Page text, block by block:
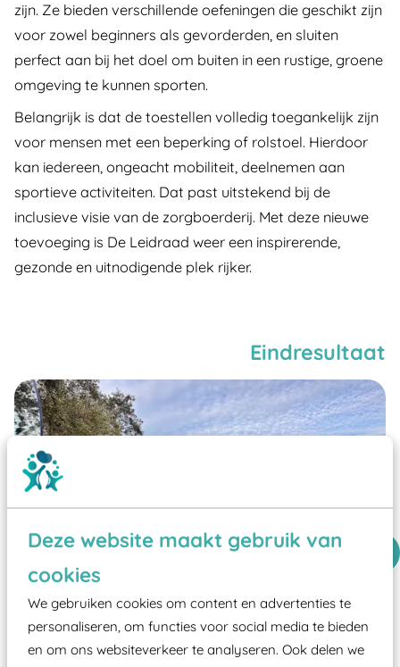
Deze website maakt gebruik van
cookies
We gebruiken cookies om content en advertenties te
personaliseren, om functies voor social media te bieden
en om ons websiteverkeer te analyseren. Ook delen we
zijn. Ze bieden verschillende oefeningen die geschikt zijn
voor zowel beginners als gevorderden, en sluiten
perfect aan bij het doel om buiten in een rustige, groene
omgeving te kunnen sporten.
Belangrijk is dat de toestellen volledig toegankelijk zijn
voor mensen met een beperking of rolstoel. Hierdoor
kan iedereen, ongeacht mobiliteit, deelnemen aan
sportieve activiteiten. Dat past uitstekend bij de
inclusieve visie van de zorgboerderij. Met deze nieuwe
toevoeging is De Leidraad weer een inspirerende,
gezonde en uitnodigende plek rijker.
Eindresultaat